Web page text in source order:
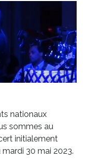
nationaux
sommes au
initialement
30 mai 2023.